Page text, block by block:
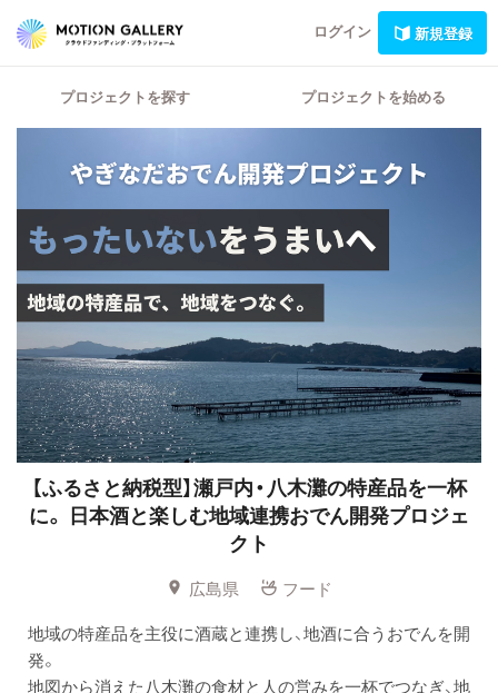
ログイン 新規登録
プロジェクトを探す プロジェクトを始める
【ふるさと納税型】瀬戸内・八木灘の特産品を一杯
に。 日本酒と楽しむ地域連携おでん開発プロジェ
クト
広島県
フード
地域の特産品を主役に酒蔵と連携し、地酒に合うおでんを開
発。
地図から消えた八木灘の食材と人の営みを一杯でつなぎ、地